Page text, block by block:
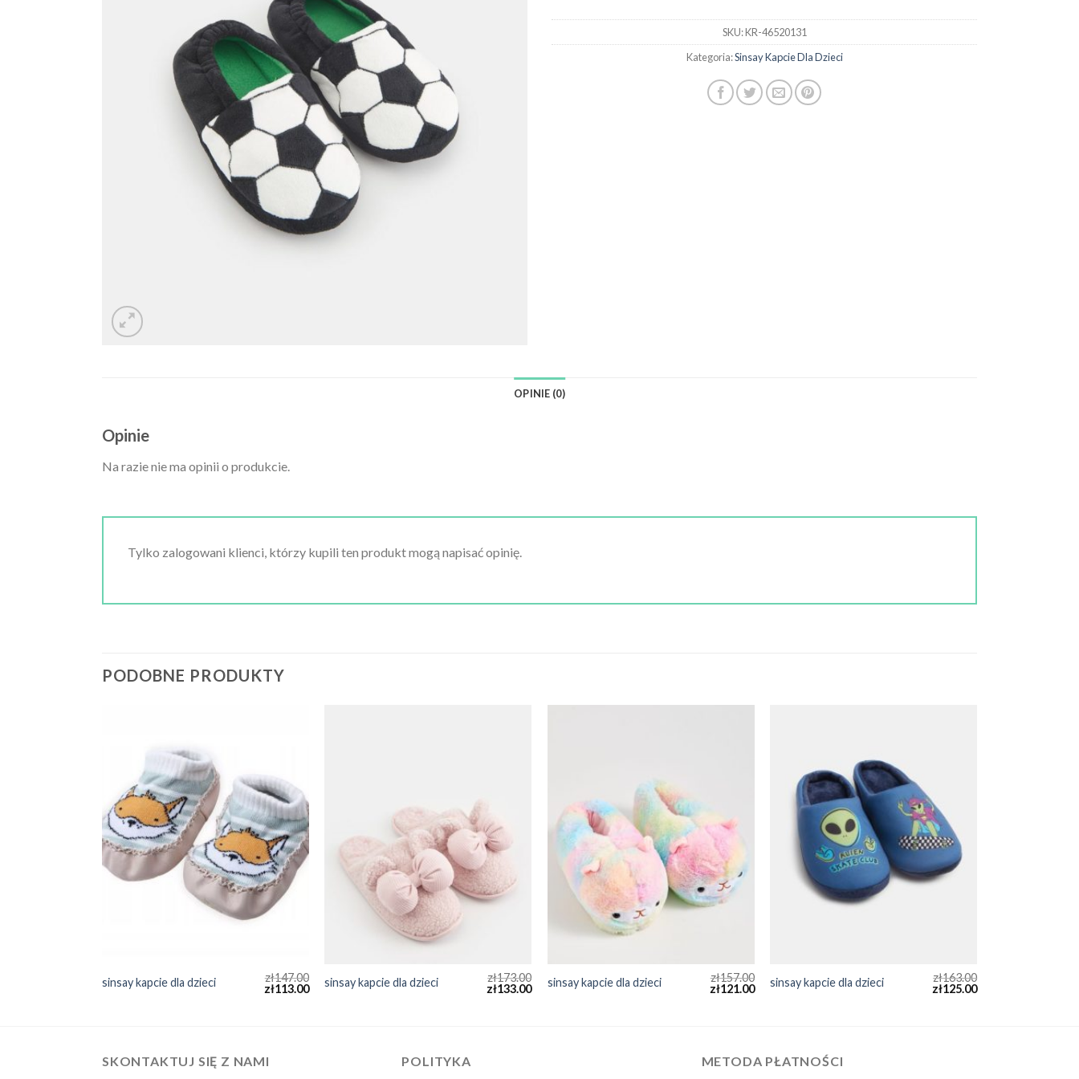
SKU:KR-46520131
Kategoria:Sinsay Kapcie Dla Dzieci
OPINIE (0)
Opinie
Na razie nie ma opinii o produkcie.
Tylko zalogowani klienci, którzy kupili ten produkt mogą napisać opinię.
PODOBNE PRODUKTY
sinsay kapcie dla dzieci zł147.00
zł113.00 sinsay kapcie dla dzieci zł173.00
zł133.00 sinsay kapcie dla dzieci zł157.00
zł121.00 sinsay kapcie dla dzieci zł163.00
zł125.00
SKONTAKTUJ SIĘ Z NAMI POLITYKA METODA PŁATNOŚCI